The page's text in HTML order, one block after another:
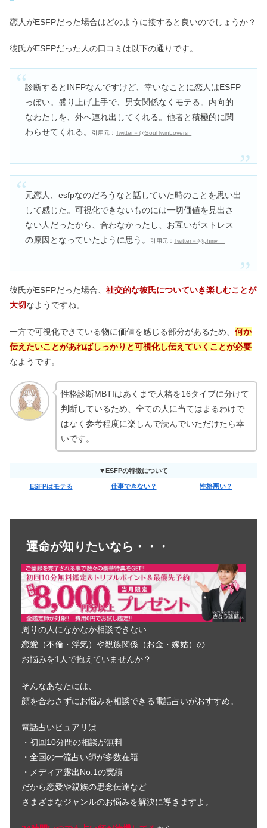
恋人がESFPだった場合はどのように接すると良いのでしょうか？
彼氏がESFPだった人の口コミは以下の通りです。
診断するとINFPなんですけど、幸いなことに恋人はESFP
っぽい。盛り上げ上手で、男女関係なくモテる。内向的
なわたしを、外へ連れ出してくれる。他者と積極的に関
わらせてくれる。
引用元：Twitter－@SoulTwinLovers_
元恋人、esfpなのだろうなと話していた時のことを思い出
して感じた。可視化できないものには一切価値を見出さ
ない人だったから、合わなかったし、お互いがストレス
の原因となっていたように思う。
引用元：Twitter－@phiriv__
彼氏がESFPだった場合、 社交的な彼氏についていき楽しむことが
大切なようですね。
一方で可視化できている物に価値を感じる部分があるため、 何か
伝えたいことがあればしっかりと可視化し伝えていくことが必要
なようです。
性格診断MBTIはあくまで人格を16タイプに分けて
判断しているため、全ての人に当てはまるわけで
はなく参考程度に楽しんで読んでいただけたら幸
いです。
▼ESFPの特徴について
ESFPはモテる 仕事できない？ 性格悪い？
運命が知りたいなら・・・
周りの人になかなか相談できない
恋愛（不倫・浮気）や親族関係（お金・嫁姑）の
お悩みを1人で抱えていませんか？
そんなあなたには、
顔を合わさずにお悩みを相談できる電話占いがおすすめ。
電話占いピュアリは
・初回10分間の相談が無料
・全国の一流占い師が多数在籍
・メディア露出No.1の実績
だから恋愛や親族の思念伝達など
さまざまなジャンルのお悩みを解決に導きますよ。